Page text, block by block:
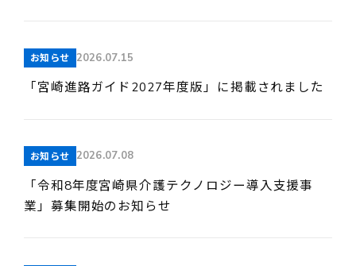
お電話でのお問い合わせ
平日 9:15~17:45
お知らせ 2026.07.15
「宮崎進路ガイド2027年度版」に掲載されました
お知らせ 2026.07.08
「令和8年度宮崎県介護テクノロジー導入支援事
業」募集開始のお知らせ